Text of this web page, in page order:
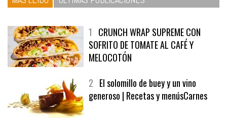
1 CRUNCH WRAP SUPREME CON
SOFRITO DE TOMATE AL CAFÉ Y
MELOCOTÓN
2 El solomillo de buey y un vino
generoso | Recetas y menúsCarnes